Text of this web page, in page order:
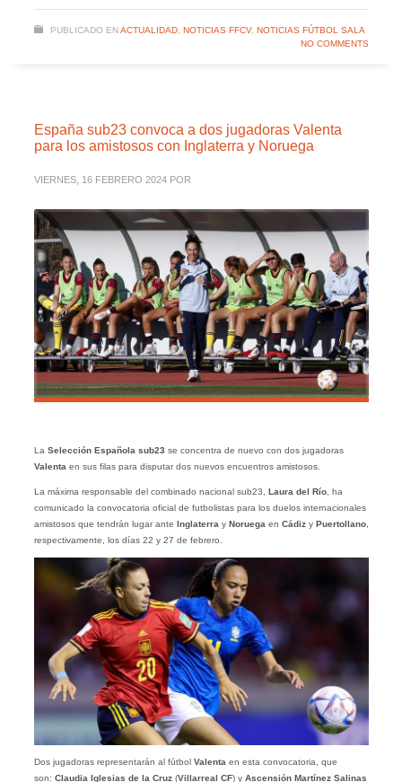
PUBLICADO EN ACTUALIDAD, NOTICIAS FFCV, NOTICIAS FÚTBOL SALA
NO COMMENTS
España sub23 convoca a dos jugadoras Valenta
para los amistosos con Inglaterra y Noruega
VIERNES, 16 FEBRERO 2024 POR
La Selección Española sub23 se concentra de nuevo con dos jugadoras
Valenta en sus filas para disputar dos nuevos encuentros amistosos.
La máxima responsable del combinado nacional sub23, Laura del Río, ha
comunicado la convocatoria oficial de futbolistas para los duelos internacionales
amistosos que tendrán lugar ante Inglaterra y Noruega en Cádiz y Puertollano,
respectivamente, los días 22 y 27 de febrero.
Dos jugadoras representarán al fútbol Valenta en esta convocatoria, que
son: Claudia Iglesias de la Cruz (Villarreal CF) yAscensión Martínez Salinas